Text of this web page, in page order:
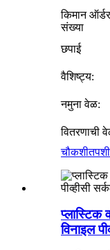
किमान
संख्या
छपाई
वैशिष्ट्य:
नमुना वेळ:
वितरणाची
चौकशी
प्लास्टिक
विनाइल